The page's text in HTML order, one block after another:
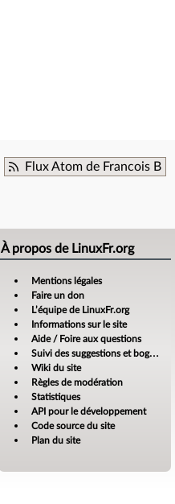
Flux Atom de Francois B
À propos de LinuxFr.org
Mentions légales
Faire un don
L’équipe de LinuxFr.org
Informations sur le site
Aide / Foire aux questions
Suivi des suggestions et bogues
Wiki du site
Règles de modération
Statistiques
API pour le développement
Code source du site
Plan du site